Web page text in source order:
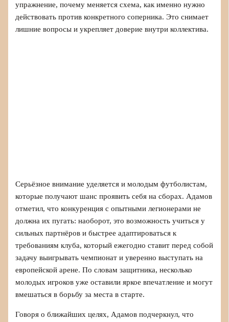
упражнение, почему меняется схема, как именно нужно
действовать против конкретного соперника. Это снимает
лишние вопросы и укрепляет доверие внутри коллектива.
Серьёзное внимание уделяется и молодым футболистам,
которые получают шанс проявить себя на сборах. Адамов
отметил, что конкуренция с опытными легионерами не
должна их пугать: наоборот, это возможность учиться у
сильных партнёров и быстрее адаптироваться к
требованиям клуба, который ежегодно ставит перед собой
задачу выигрывать чемпионат и уверенно выступать на
европейской арене. По словам защитника, несколько
молодых игроков уже оставили яркое впечатление и могут
вмешаться в борьбу за места в старте.
Говоря о ближайших целях, Адамов подчеркнул, что